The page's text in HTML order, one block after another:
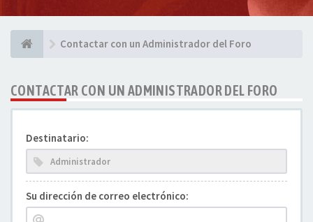
Contactar con un Administrador del Foro
CONTACTAR CON UN ADMINISTRADOR DEL FORO
Destinatario:
Su dirección de correo electrónico: